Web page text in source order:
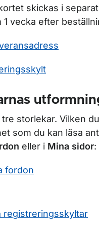
skickas i
vecka efter
storlekar. Vilken
som du kan läsa
eller i Mina sidor:
fordon
registreringsskyltar